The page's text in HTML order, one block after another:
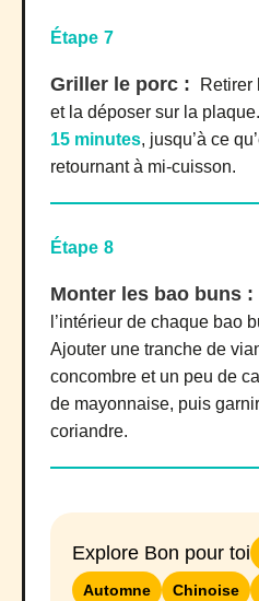
Étape 7
Griller le porc :
Retirer
et la déposer sur la
15 minutes, jusqu’à ce
retournant à mi-cuisson.
Étape 8
Monter les bao buns :
l’intérieur de chaque bao
Ajouter une tranche de
concombre et un peu de
de mayonnaise, puis
coriandre.
Explore Bon pour toi
Automne Chinoise